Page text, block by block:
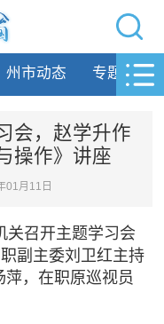
州市动态 专题活动
会，赵学升作
操作》讲座
01月11日
召开主题学习会
副主委刘卫红主持
，在职原巡视员